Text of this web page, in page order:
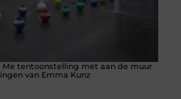
Me tentoonstelling met aan de muur
van Emma Kunz